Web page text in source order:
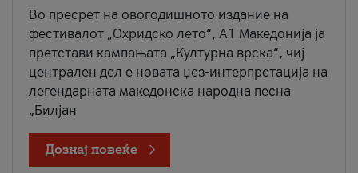
Во пресрет на овогодишното издание на
фестивалот „Охридско лето“, А1 Македонија ја
претстави кампањата „Културна врска“, чиј
централен дел е новата џез-интерпретација на
легендарната македонска народна песна
„Билјан
Дознај повеќе